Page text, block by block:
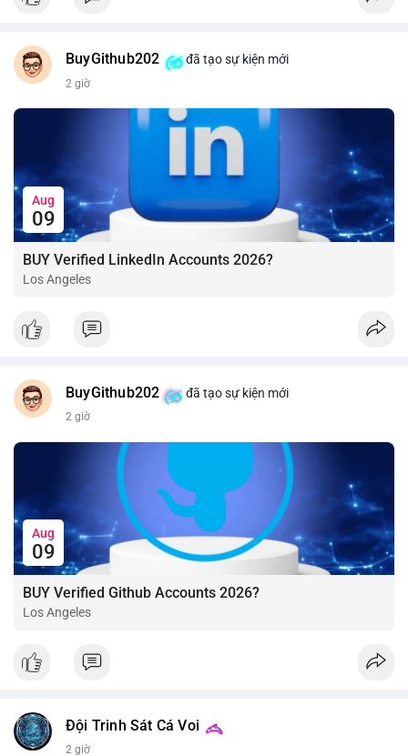
BuyGithub202 đã tạo sự kiện mới
2 giờ
Aug
09
BUY Verified LinkedIn Accounts 2026?
Los Angeles
BuyGithub202 đã tạo sự kiện mới
2 giờ
Aug
09
BUY Verified Github Accounts 2026?
Los Angeles
Đội Trinh Sát Cá Voi
2 giờ